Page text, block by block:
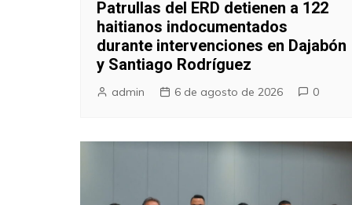
Patrullas del ERD detienen a 122
haitianos indocumentados
durante intervenciones en Dajabón
y Santiago Rodríguez
admin 6 de agosto de 2026 0